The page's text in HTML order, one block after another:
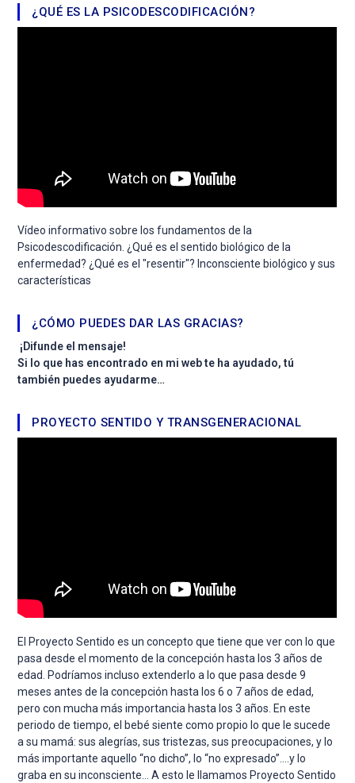
¿QUÉ ES LA PSICODESCODIFICACIÓN?
Vídeo informativo sobre los fundamentos de la
Psicodescodificación. ¿Qué es el sentido biológico de la
enfermedad? ¿Qué es el "resentir"? Inconsciente biológico y sus
características
¿CÓMO PUEDES DAR LAS GRACIAS?
¡Difunde el mensaje!
Si lo que has encontrado en mi web te ha ayudado, tú
también puedes ayudarme…
PROYECTO SENTIDO Y TRANSGENERACIONAL
El Proyecto Sentido es un concepto que tiene que ver con lo que
pasa desde el momento de la concepción hasta los 3 años de
edad. Podríamos incluso extenderlo a lo que pasa desde 9
meses antes de la concepción hasta los 6 o 7 años de edad,
pero con mucha más importancia hasta los 3 años. En este
periodo de tiempo, el bebé siente como propio lo que le sucede
a su mamá: sus alegrías, sus tristezas, sus preocupaciones, y lo
más importante aquello “no dicho”, lo “no expresado”….y lo
graba en su inconsciente… A esto le llamamos Proyecto Sentido